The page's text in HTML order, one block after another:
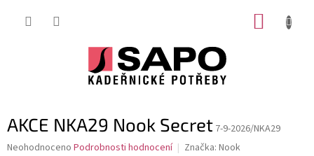
AKCE NKA29 Nook Secret 7-9-2026/NKA29
Průměrné
Neohodnoceno Podrobnosti hodnocení Značka: Nook